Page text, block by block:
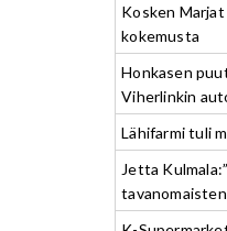
Kosken
kokemusta
Honkasen
Viherlinkin
Lähifarmi tuli
Jetta